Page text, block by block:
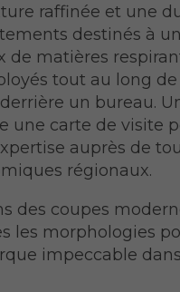
raffinée et une
destinés à
de matières
tout au long
un bureau.
une carte de visite
auprès de
régionaux.
des coupes
les morphologies
impeccable